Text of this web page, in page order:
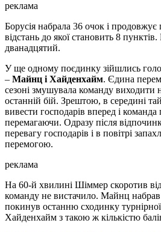
реклама
Борусія набрала 36 очок і продовжує
відстань до якої становить 8
дванадцятий.
У ще одному поєдинку зійшлись
– Майнц і Хайденхайм. Єдина
сезоні змушувала команду виходити
останній бій. Зрештою, в середині
вивести господарів вперед і
перемагаючи. Одразу після
перевагу господарів і в повітрі
перемогою.
реклама
На 60-й хвилині Шіммер скоротив
команду не вистачило. Майнц набрав
покинув останню сходинку
Хайденхайм з такою ж кількістю